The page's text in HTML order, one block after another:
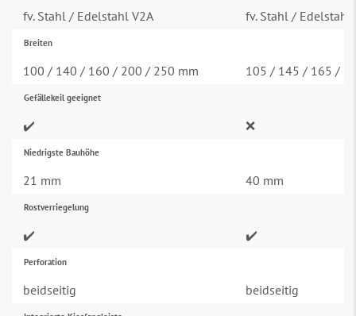
fv. Stahl / Edelstahl V2A fv. Stahl / Edelstahl
Breiten
100 / 140 / 160 / 200 / 250 mm 105 / 145 / 165 /
Gefällekeil geeignet
✔️ ❌
Niedrigste Bauhöhe
21 mm 40 mm
Rostverriegelung
✔️ ✔️
Perforation
beidseitig beidseitig